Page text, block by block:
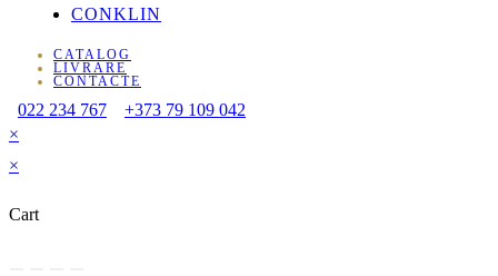
CONKLIN
CATALOG
LIVRARE
CONTACTE
022 234 767
+373 79 109 042
×
×
Cart